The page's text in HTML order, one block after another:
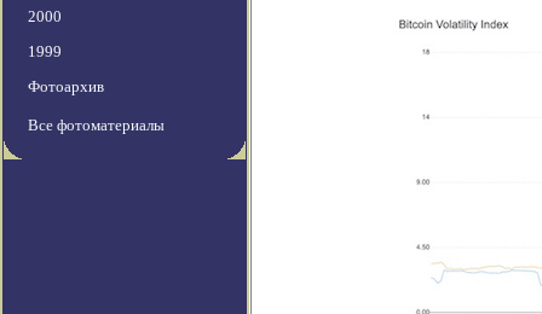
2000
1999
Фотоархив
Все фотоматериалы